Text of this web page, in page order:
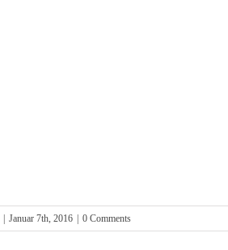
Januar 7th, 2016 0 Comments